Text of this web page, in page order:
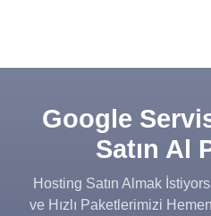
Google
Satın Al
Hosting Satın Almak
ve Hızlı Paketlerimizi